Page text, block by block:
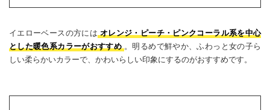
イエローベースの方には オレンジ・ピーチ・ピンクコーラル系を中心
とした暖色系カラーがおすすめ 。明るめで鮮やか、ふわっと女の子ら
しい柔らかいカラーで、かわいらしい印象にするのがおすすめです。